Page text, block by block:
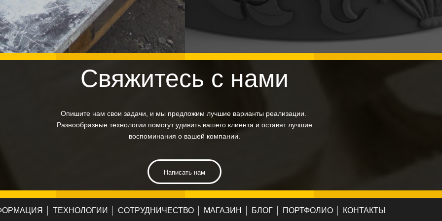
Свяжитесь с нами
Опишите нам свои задачи, и мы предложим лучшие варианты реализации.
Разнообразные технологии помогут удивить вашего клиента и оставят лучшие
воспоминания о вашей компании.
Написать нам
ТЕХНОЛОГИИ СОТРУДНИЧЕСТВО МАГАЗИН БЛОГ ПОРТФОЛИО КОНТАКТЫ